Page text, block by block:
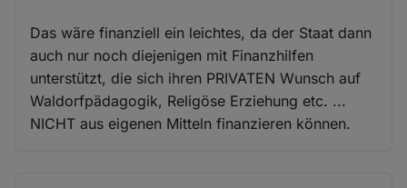
Das wäre finanziell ein leichtes, da der Staat dann
auch nur noch diejenigen mit Finanzhilfen
unterstützt, die sich ihren PRIVATEN Wunsch auf
Waldorfpädagogik, Religöse Erziehung etc. ...
NICHT aus eigenen Mitteln finanzieren können.